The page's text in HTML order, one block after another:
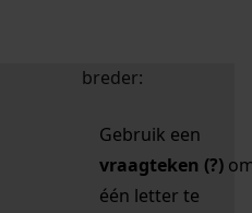
breder:
Gebruik een
vraagteken (?)
één letter te